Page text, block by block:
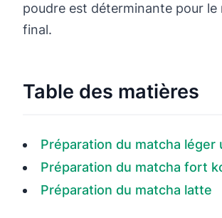
poudre est déterminante pour le
final.
Table des matières
Préparation du matcha léger
Préparation du matcha fort
Préparation du matcha latte